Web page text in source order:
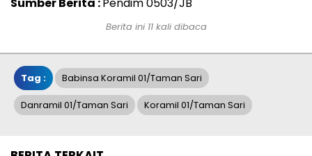
Berita ini 11 kali dibaca
Tag : Babinsa Koramil 01/Taman Sari
Danramil 01/Taman Sari Koramil 01/Taman Sari